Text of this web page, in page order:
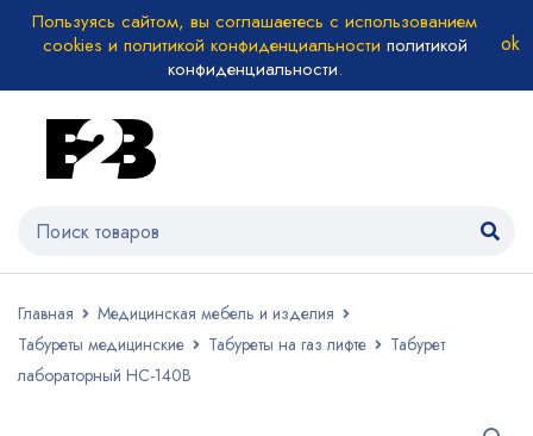
Пользуясь сайтом, вы соглашаетесь с использованием
cookies и политикой конфиденциальности политикой
конфиденциальности.
Главная
Медицинская мебель и изделия
Табуреты медицинские
Табуреты на газ лифте
Табурет
лабораторный НС-140В